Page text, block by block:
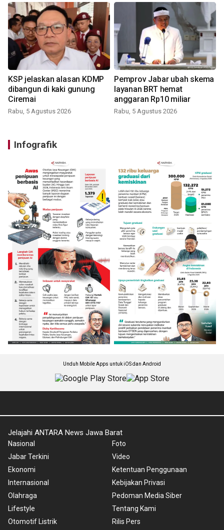
KSP jelaskan alasan KDMP
dibangun di kaki gunung
Ciremai
Rabu, 5 Agustus 2026
Pemprov Jabar ubah skema
layanan BRT hemat
anggaran Rp10 miliar
Rabu, 5 Agustus 2026
Infografik
Unduh Mobile Apps untuk iOS dan Android
Jelajahi ANTARA News Jawa Barat
Nasional
Jabar Terkini
Ekonomi
Internasional
Olahraga
Lifestyle
Otomotif Listrik
Foto
Video
Ketentuan Penggunaan
Kebijakan Privasi
Pedoman Media Siber
Tentang Kami
Rilis Pers